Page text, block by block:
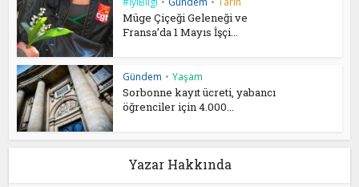
Müge Çiçeği Geleneği ve
Fransa’da 1 Mayıs İşçi...
Gündem • Yaşam
Sorbonne kayıt ücreti, yabancı
öğrenciler için 4.000...
Yazar Hakkında